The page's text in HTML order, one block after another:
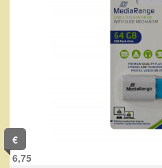
€
6,75